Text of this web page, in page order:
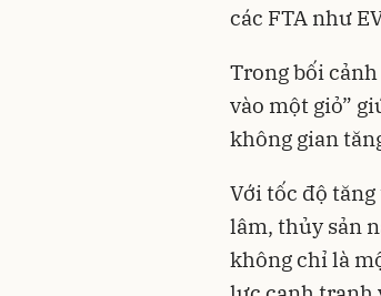
các FTA như
Trong bối
vào một giỏ”
không gian
Với tốc độ
lâm, thủy sản
không chỉ là